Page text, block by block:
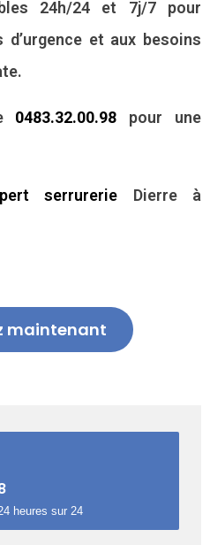
24h/24 et 7j/7 pour
et aux besoins
0483.32.00.98 pour une
serrurerie Dierre à
maintenant
heures sur 24